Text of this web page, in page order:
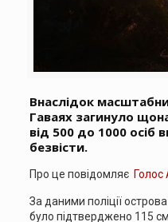
Внаслідок
Гаваях загинуло
від 500 до 1000
безвісти.
Про це повідомляє Голос
За даними поліції
було підтверджено 115